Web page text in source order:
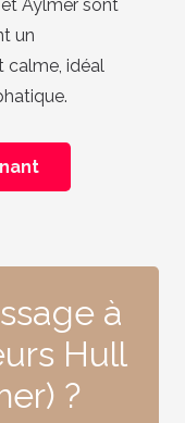
Aylmer sont
un
calme, idéal
à
Hull
?